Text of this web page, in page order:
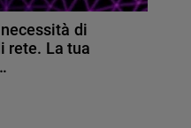
di
rete. La tua